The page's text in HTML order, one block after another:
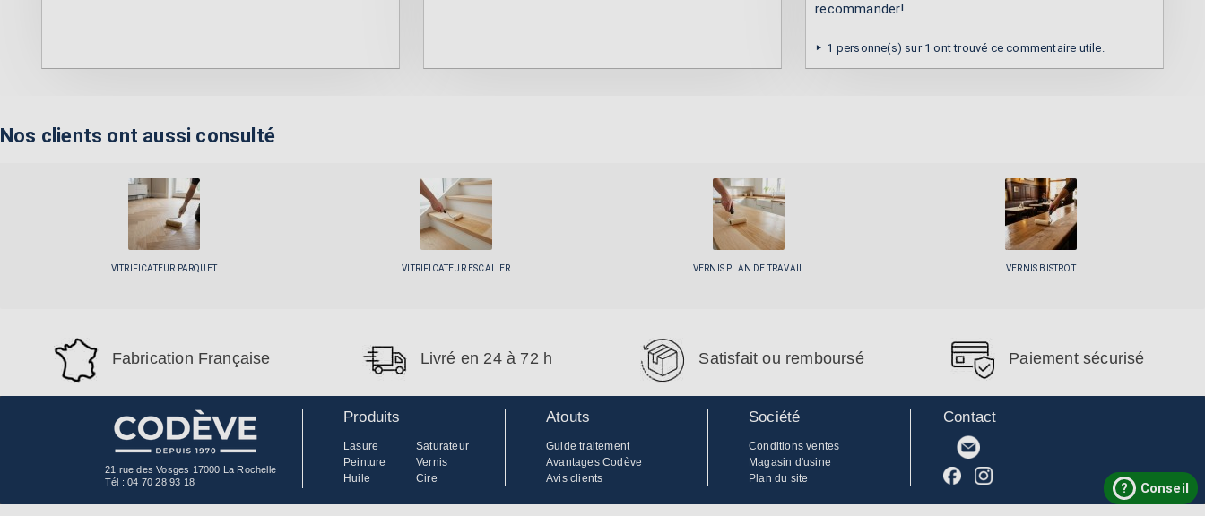
recommander!
1 personne(s) sur 1 ont trouvé ce commentaire utile.
Nos clients ont aussi consulté
VITRIFICATEUR PARQUET VITRIFICATEUR ESCALIER VERNIS PLAN DE TRAVAIL VERNIS BISTROT
Fabrication Française Livré en 24 à 72 h Satisfait ou remboursé Paiement sécurisé
21 rue des Vosges 17000 La Rochelle
Tél :04 70 28 93 18
Produits
Lasure
Saturateur
Peinture
Vernis
Huile
Cire
Atouts
Guide traitement
Avantages Codève
Avis clients
Société
Conditions ventes
Magasin d'usine
Plan du site
Contact
? Conseil